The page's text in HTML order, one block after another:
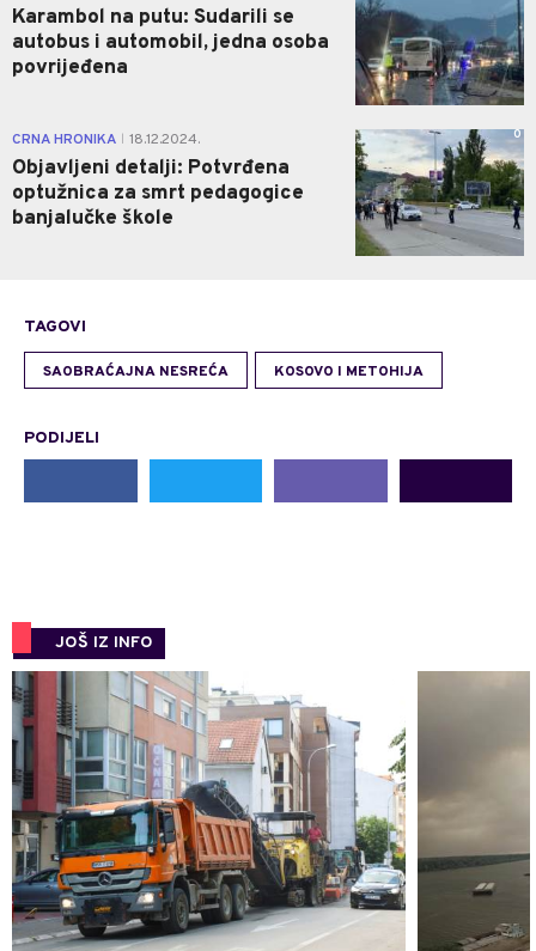
Karambol na putu: Sudarili se
autobus i automobil, jedna osoba
povrijeđena
CRNA HRONIKA 18.12.2024.
Objavljeni detalji: Potvrđena
optužnica za smrt pedagogice
banjalučke škole
0
TAGOVI
SAOBRAĆAJNA NESREĆA KOSOVO I METOHIJA
PODIJELI
JOŠ IZ INFO